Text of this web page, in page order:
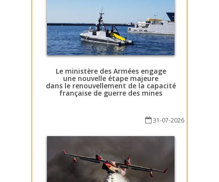
Le ministère des Armées engage
une nouvelle étape majeure
dans le renouvellement de la capacité
française de guerre des mines
31-07-2026